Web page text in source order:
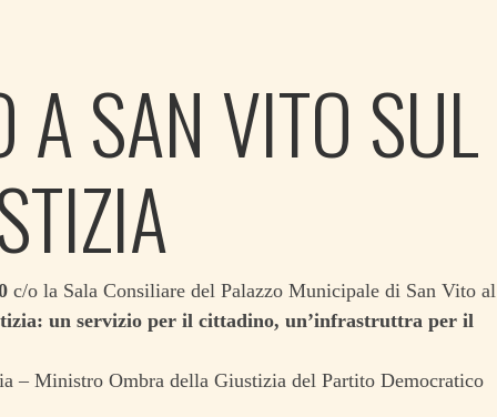
A SAN VITO SUL
c/o la Sala Consiliare del Palazzo Municipale di San Vito al
un servizio per il cittadino, un’infrastruttra per il
– Ministro Ombra della Giustizia del Partito Democratico